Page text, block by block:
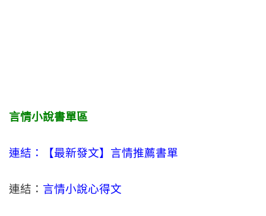
言情小說書單區
連結：【最新發文】 言情推薦書單
連結： 言情小說心得文